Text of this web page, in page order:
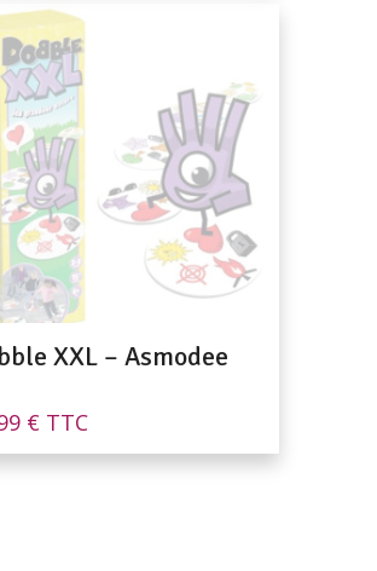
XXL – Asmodee
€ TTC